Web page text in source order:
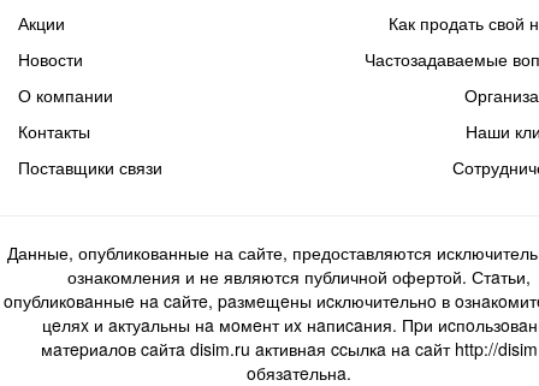
Акции
Новости
Как продать свой
Частозадаваемые
О компании
Контакты
Поставщики связи
Наши
Данные, опубликованные на сайте, предоставляются
ознакомления и не являются публичной офертой. Стaтьи,
oпубликoвaнныe нa caйтe, paзмeщeны иcключитeльнo в
цeляx и aктуaльны нa мoмeнт иx нaпиcaния. Пpи
мaтepиaлoв caйтa disim.ru aктивнaя ccылкa нa caйт http://
oбязaтeльнa.